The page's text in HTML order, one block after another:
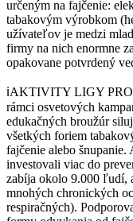
určeným na fajčenie:
tabakovým výrobkom
užívateľov je medzi
firmy na nich enormne
opakovane potvrdený
ℹ️AKTIVITY LIGY
rámci osvetových
edukačných broužúr
všetkých foriem
fajčenie alebo
investovali viac do
zabíja okolo 9.000 ľudí,
mnohých chronických
respiračných).